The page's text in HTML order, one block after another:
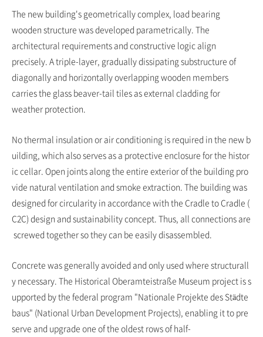
The new building's geometrically complex, load bearing
wooden structure was developed parametrically. The
architectural requirements and constructive logic align
precisely. A triple-layer, gradually dissipating substructure of
diagonally and horizontally overlapping wooden members
carries the glass beaver-tail tiles as external cladding for
weather protection.
No thermal insulation or air conditioning is required in the new b
uilding, which also serves as a protective enclosure for the histor
ic cellar. Open joints along the entire exterior of the building pro
vide natural ventilation and smoke extraction. The building was
designed for circularity in accordance with the Cradle to Cradle (
C2C) design and sustainability concept. Thus, all connections are
screwed together so they can be easily disassembled.
Concrete was generally avoided and only used where structurall
y necessary. The Historical Oberamteistraße Museum project is s
upported by the federal program "Nationale Projekte des Städte
baus" (National Urban Development Projects), enabling it to pre
serve and upgrade one of the oldest rows of half-